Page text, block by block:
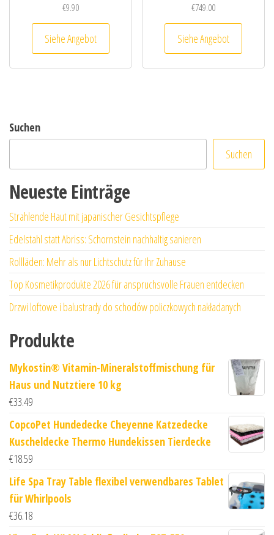
€9.90
Siehe Angebot
€749.00
Siehe Angebot
Suchen
Suchen
Neueste Einträge
Strahlende Haut mit japanischer Gesichtspflege
Edelstahl statt Abriss: Schornstein nachhaltig sanieren
Rollläden: Mehr als nur Lichtschutz für Ihr Zuhause
Top Kosmetikprodukte 2026 für anspruchsvolle Frauen entdecken
Drzwi loftowe i balustrady do schodów policzkowych nakładanych
Produkte
Mykostin® Vitamin-Mineralstoffmischung für
Haus und Nutztiere 10 kg
€33.49
CopcoPet Hundedecke Cheyenne Katzedecke
Kuscheldecke Thermo Hundekissen Tierdecke
€18.59
Life Spa Tray Table flexibel verwendbares Tablet
für Whirlpools
€36.18